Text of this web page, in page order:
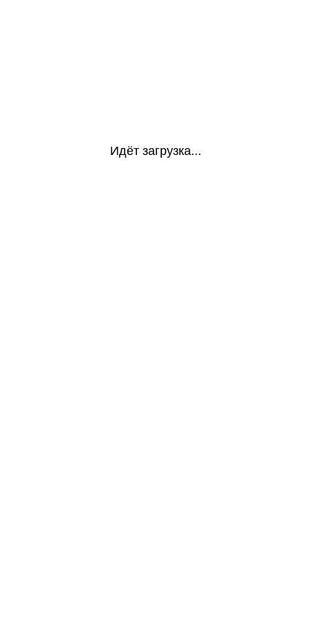
Идёт загрузка...